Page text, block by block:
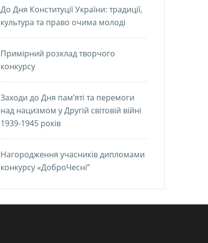
До Дня Конституції України: традиції,
культура та право очима молоді
Примірний розклад творчого
конкурсу
Заходи до Дня пам’яті та перемоги
над нацизмом у Другій світовій війні
1939-1945 років
Нагородження учасників дипломами
конкурсу «ДоброЧесні”